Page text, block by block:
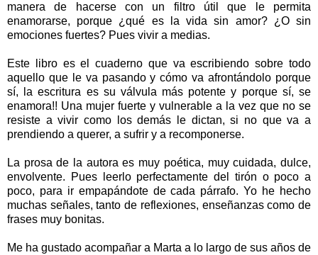
manera de hacerse con un filtro útil que le permita
enamorarse, porque ¿qué es la vida sin amor? ¿O sin
emociones fuertes? Pues vivir a medias.
Este libro es el cuaderno que va escribiendo sobre todo
aquello que le va pasando y cómo va afrontándolo porque
sí, la escritura es su válvula más potente y porque sí, se
enamora!! Una mujer fuerte y vulnerable a la vez que no se
resiste a vivir como los demás le dictan, si no que va a
prendiendo a querer, a sufrir y a recomponerse.
La prosa de la autora es muy poética, muy cuidada, dulce,
envolvente. Pues leerlo perfectamente del tirón o poco a
poco, para ir empapándote de cada párrafo. Yo he hecho
muchas señales, tanto de reflexiones, enseñanzas como de
frases muy bonitas.
Me ha gustado acompañar a Marta a lo largo de sus años de